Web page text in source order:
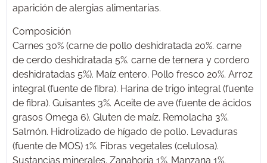
aparición de alergias alimentarias.
Composición
Carnes 30% (carne de pollo deshidratada 20%. carne
de cerdo deshidratada 5%. carne de ternera y cordero
deshidratadas 5%). Maíz entero. Pollo fresco 20%. Arroz
integral (fuente de fibra). Harina de trigo integral (fuente
de fibra). Guisantes 3%. Aceite de ave (fuente de ácidos
grasos Omega 6). Gluten de maíz. Remolacha 3%.
Salmón. Hidrolizado de hígado de pollo. Levaduras
(fuente de MOS) 1%. Fibras vegetales (celulosa).
Sustancias minerales. Zanahoria 1%. Manzana 1%.